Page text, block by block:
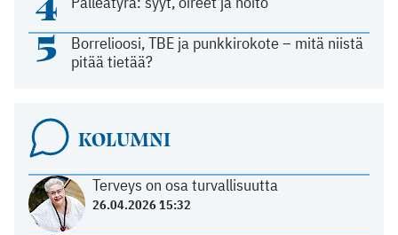
5
Borrelioosi, TBE ja punkkirokote – mitä niistä
pitää tietää?
KOLUMNI
Terveys on osa turvallisuutta
26.04.2026 15:32